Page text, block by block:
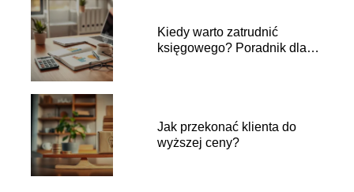
Kiedy warto zatrudnić
księgowego? Poradnik dla
Jak przekonać klienta do
wyższej ceny?